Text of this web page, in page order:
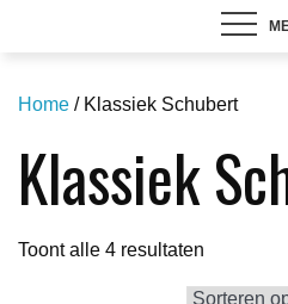
Home / Klassiek Schubert
Klassiek
Toont alle 4 resultaten
op